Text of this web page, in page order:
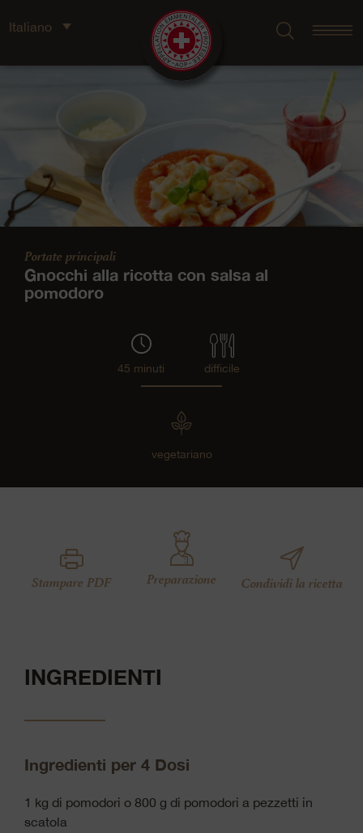
Italiano
Portate principali
Gnocchi alla ricotta con salsa al
pomodoro
45 minuti difficile
vegetariano
Stampare PDF Preparazione Condividi la ricetta
INGREDIENTI
Ingredienti per 4 Dosi
1 kg di pomodori o 800 g di pomodori a pezzetti in
scatola